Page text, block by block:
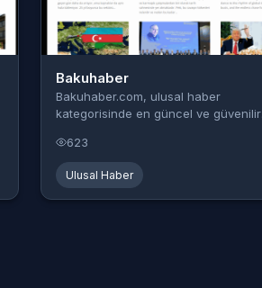
Bakuhaber
Bakuhaber.com, ulusal haber
kategorisinde en güncel ve güvenilir
623
Ulusal Haber